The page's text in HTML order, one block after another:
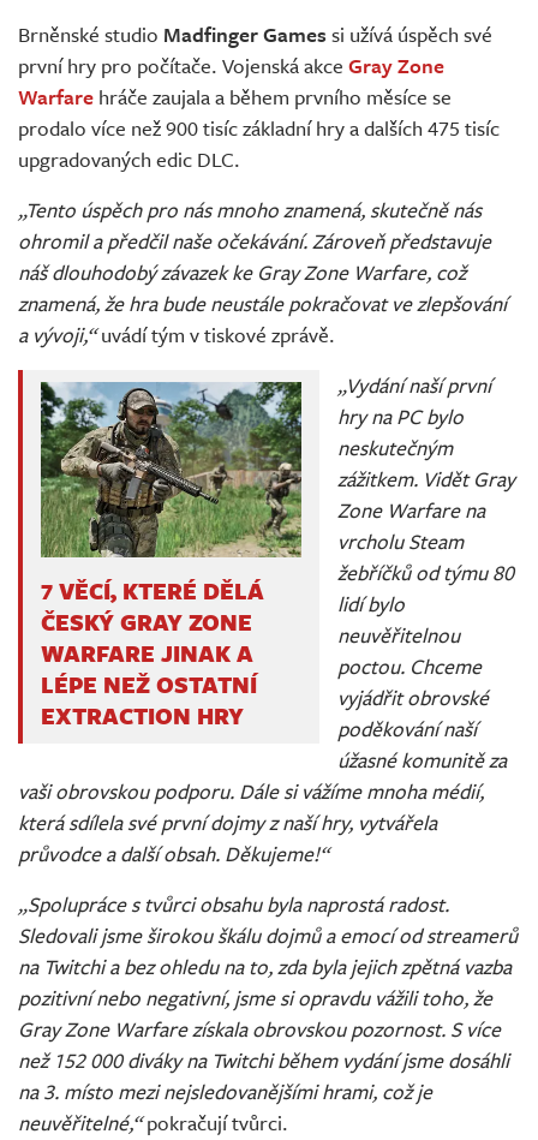
Živě
Brněnské studio Madfinger Games si užívá úspěch své
první hry pro počítače. Vojenská akce Gray Zone
Warfare hráče zaujala a během prvního měsíce se
prodalo více než 900 tisíc základní hry a dalších 475 tisíc
upgradovaných edic DLC.
„Tento úspěch pro nás mnoho znamená, skutečně nás
ohromil a předčil naše očekávání. Zároveň představuje
náš dlouhodobý závazek ke Gray Zone Warfare, což
znamená, že hra bude neustále pokračovat ve zlepšování
a vývoji,“uvádí tým v tiskové zprávě.
7 VĚCÍ, KTERÉ DĚLÁ
ČESKÝ GRAY ZONE
WARFARE JINAK A
LÉPE NEŽ OSTATNÍ
EXTRACTION HRY
„Vydání naší první
hry na PC bylo
neskutečným
zážitkem. Vidět Gray
Zone Warfare na
vrcholu Steam
žebříčků od týmu 80
lidí bylo
neuvěřitelnou
poctou. Chceme
vyjádřit obrovské
poděkování naší
úžasné komunitě za
vaši obrovskou podporu. Dále si vážíme mnoha médií,
která sdílela své první dojmy z naší hry, vytvářela
průvodce a další obsah. Děkujeme!“
„Spolupráce s tvůrci obsahu byla naprostá radost.
Sledovali jsme širokou škálu dojmů a emocí od streamerů
na Twitchi a bez ohledu na to, zda byla jejich zpětná vazba
pozitivní nebo negativní, jsme si opravdu vážili toho, že
Gray Zone Warfare získala obrovskou pozornost. S více
než 152 000 diváky na Twitchi během vydání jsme dosáhli
na 3. místo mezi nejsledovanějšími hrami, což je
neuvěřitelné,“pokračují tvůrci.